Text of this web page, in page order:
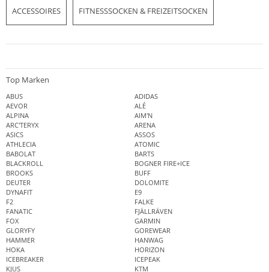
ACCESSOIRES FITNESSSOCKEN & FREIZEITSOCKEN
Top Marken
ABUS
ADIDAS
AEVOR
ALÉ
ALPINA
AIM'N
ARC'TERYX
ARENA
ASICS
ASSOS
ATHLECIA
ATOMIC
BABOLAT
BARTS
BLACKROLL
BOGNER FIRE+ICE
BROOKS
BUFF
DEUTER
DOLOMITE
DYNAFIT
E9
F2
FALKE
FANATIC
FJÄLLRÄVEN
FOX
GARMIN
GLORYFY
GOREWEAR
HAMMER
HANWAG
HOKA
HORIZON
ICEBREAKER
ICEPEAK
KJUS
KTM